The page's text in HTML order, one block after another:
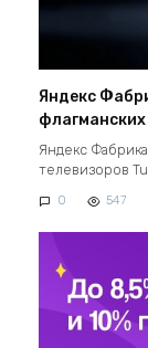
Яндекс
Яндекс
телевизоров
0 547